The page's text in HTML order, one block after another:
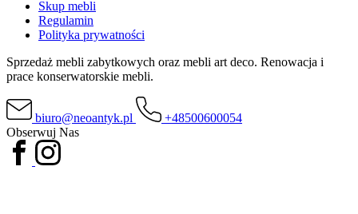
Skup mebli
Regulamin
Polityka prywatności
Sprzedaż mebli zabytkowych oraz mebli art deco. Renowacja i
prace konserwatorskie mebli.
biuro@neoantyk.pl
+48500600054
Obserwuj Nas